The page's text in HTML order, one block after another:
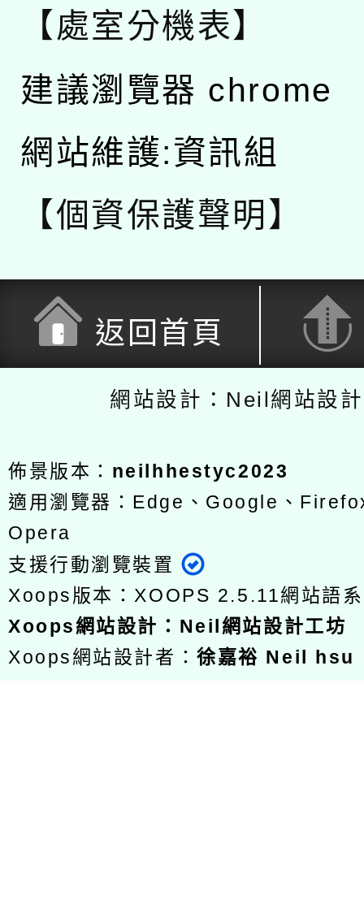
【處室分機表】
建議瀏覽器 chrome
網站維護:資訊組
【個資保護聲明】
返回首頁
網站設計：Neil網站設
佈景版本： neilhhestyc2023
適用瀏覽器：Edge、Google、
Opera
支援行動瀏覽裝置
Xoops版本：XOOPS 2.5.11網站語
Xoops網站設計 ： Neil網站設計工坊
Xoops網站設計者：徐嘉裕 Neil hsu